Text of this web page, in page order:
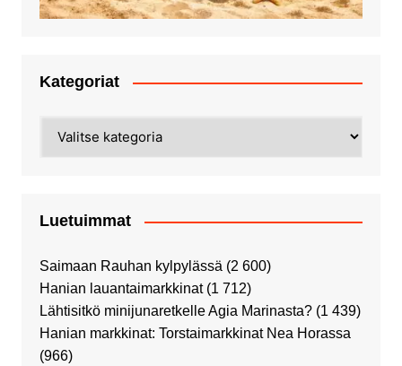
Kategoriat
Luetuimmat
Saimaan Rauhan kylpylässä (2 600)
Hanian lauantaimarkkinat (1 712)
Lähtisitkö minijunaretkelle Agia Marinasta? (1 439)
Hanian markkinat: Torstaimarkkinat Nea Horassa
(966)